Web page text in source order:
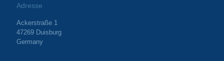
Adresse
Ackerstraße 1
47269 Duisburg
Germany